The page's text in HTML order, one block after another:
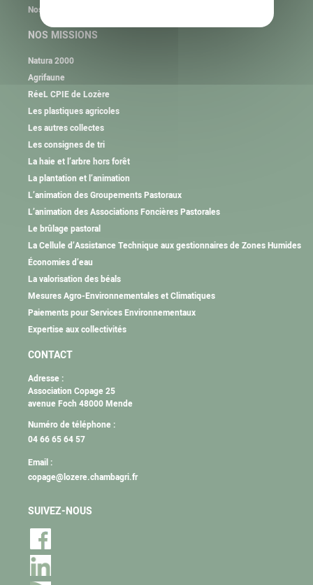
Nos partenaires
NOS MISSIONS
Natura 2000
Agrifaune
RéeL CPIE de Lozère
Les plastiques agricoles
Les autres collectes
Les consignes de tri
La haie et l’arbre hors forêt
La plantation et l’animation
L’animation des Groupements Pastoraux
L’animation des Associations Foncières Pastorales
Le brûlage pastoral
La Cellule d’Assistance Technique aux gestionnaires de Zones Humides
Économies d’eau
La valorisation des béals
Mesures Agro-Environnementales et Climatiques
Paiements pour Services Environnementaux
Expertise aux collectivités
CONTACT
Adresse :
Association Copage 25
avenue Foch 48000 Mende
Numéro de téléphone :
04 66 65 64 57
Email :
copage@lozere.chambagri.fr
SUIVEZ-NOUS